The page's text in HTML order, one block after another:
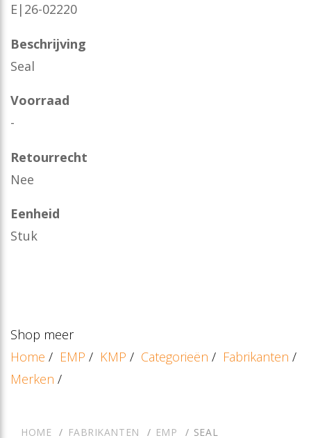
E|26-02220
Beschrijving
Seal
Voorraad
-
Retourrecht
Nee
Eenheid
Stuk
Shop meer
Home / EMP / KMP / Categorieën / Fabrikanten /
Merken /
HOME FABRIKANTEN EMP SEAL